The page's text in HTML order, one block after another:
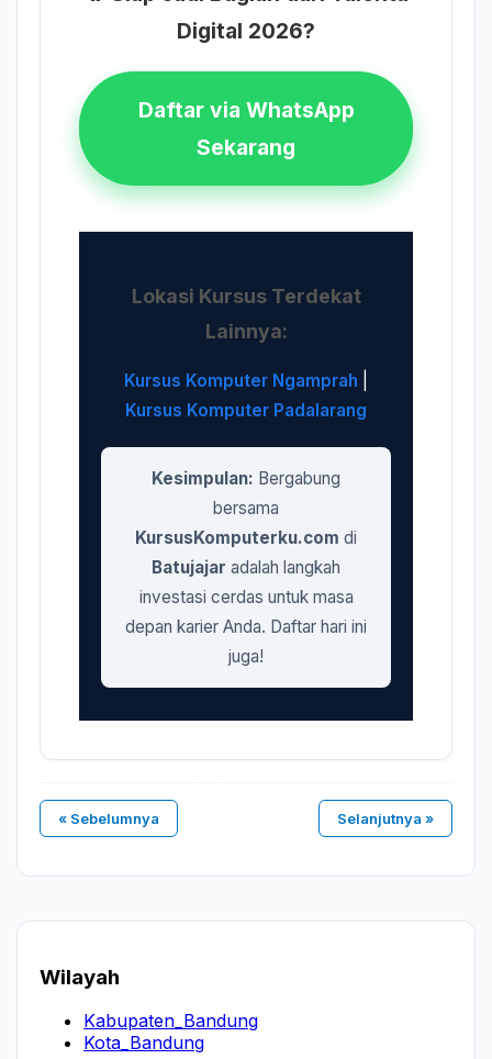
Digital 2026?
Daftar via WhatsApp
Sekarang
Lokasi Kursus Terdekat
Lainnya:
Kursus Komputer Ngamprah
Kursus Komputer Padalarang
Kesimpulan: Bergabung
bersama
KursusKomputerku.com di
Batujajar adalah langkah
investasi cerdas untuk masa
depan karier Anda. Daftar hari ini
juga!
« Sebelumnya Selanjutnya »
Wilayah
Kabupaten_Bandung
Kota_Bandung